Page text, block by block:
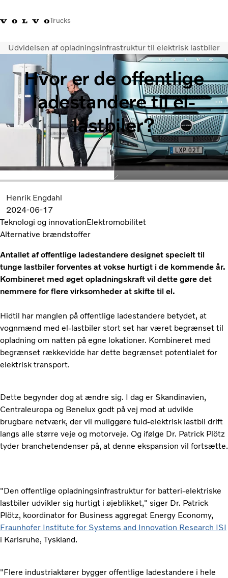
Trucks
+45 44 54 66 00Volvo Trucks Merchandise Log indDanmark
Transportløsninger
Lastbiler
Serviceydelser
Forhandlersøgning
Kontakt os
Udvidelsen af ​​opladningsinfrastruktur til elektrisk lastbiler
Hvor er de offentlige
ladestandere til el-
lastbiler?
Henrik Engdahl
2024-06-17
Teknologi og innovationElektromobilitet
Alternative brændstoffer
Antallet af offentlige ladestandere designet specielt til
tunge lastbiler forventes at vokse hurtigt i de kommende år.
Kombineret med øget opladningskraft vil dette gøre det
nemmere for flere virksomheder at skifte til el.
Hidtil har manglen på offentlige ladestandere betydet, at
vognmænd med el-lastbiler stort set har været begrænset til
opladning om natten på egne lokationer. Kombineret med
begrænset rækkevidde har dette begrænset potentialet for
elektrisk transport.
Dette begynder dog at ændre sig. I dag er Skandinavien,
Centraleuropa og Benelux godt på vej mod at udvikle
brugbare netværk, der vil muliggøre fuld-elektrisk lastbil drift
langs alle større veje og motorveje. Og ifølge Dr. Patrick Plötz
tyder branchetendenser på, at denne ekspansion vil fortsætte.
"Den offentlige opladningsinfrastruktur for batteri-elektriske
lastbiler udvikler sig hurtigt i øjeblikket," siger Dr. Patrick
Plötz, koordinator for Business aggregat Energy Economy,
Fraunhofer Institute for Systems and Innovation Research ISI
i Karlsruhe, Tyskland.
"Flere industriaktører bygger offentlige ladestandere i hele